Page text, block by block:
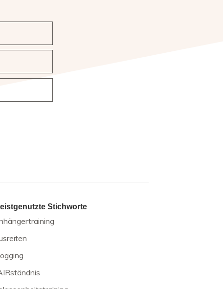
Stichworte